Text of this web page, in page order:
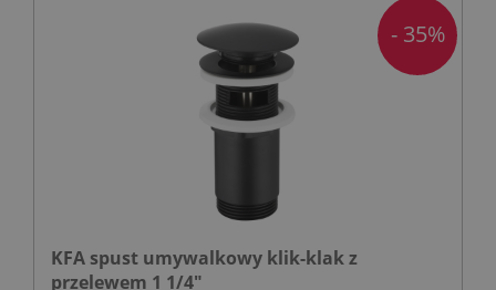
KFA spust umywalkowy klik-klak z
przelewem 1 1/4"
- 35%